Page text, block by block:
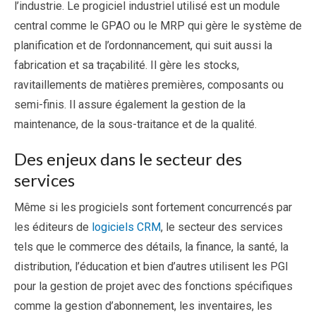
l’industrie. Le progiciel industriel utilisé est un module
central comme le GPAO ou le MRP qui gère le système de
planification et de l’ordonnancement, qui suit aussi la
fabrication et sa traçabilité. Il gère les stocks,
ravitaillements de matières premières, composants ou
semi-finis. Il assure également la gestion de la
maintenance, de la sous-traitance et de la qualité.
Des enjeux dans le secteur des
services
Même si les progiciels sont fortement concurrencés par
les éditeurs de logiciels CRM, le secteur des services
tels que le commerce des détails, la finance, la santé, la
distribution, l’éducation et bien d’autres utilisent les PGI
pour la gestion de projet avec des fonctions spécifiques
comme la gestion d’abonnement, les inventaires, les